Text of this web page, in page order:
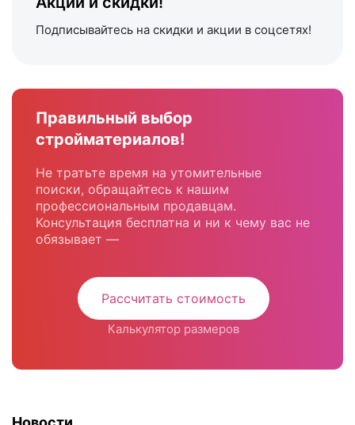
Подписывайтесь на скидки и акции в соцсетях!
Правильный выбор
стройматериалов!
Не тратьте время на утомительные
поиски, обращайтесь к нашим
профессиональным продавцам.
Консультация бесплатна и ни к чему вас не
обязывает —
Рассчитать стоимость
Калькулятор размеров